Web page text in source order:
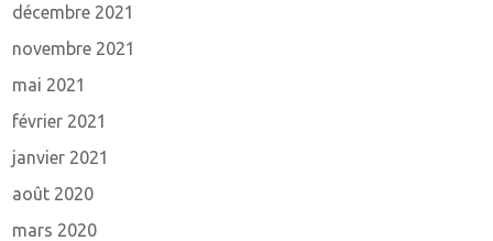
décembre 2021
novembre 2021
mai 2021
février 2021
janvier 2021
août 2020
mars 2020